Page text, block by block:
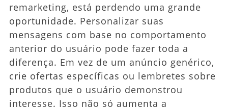
remarketing, está perdendo uma grande
oportunidade. Personalizar suas
mensagens com base no comportamento
anterior do usuário pode fazer toda a
diferença. Em vez de um anúncio genérico,
crie ofertas específicas ou lembretes sobre
produtos que o usuário demonstrou
interesse. Isso não só aumenta a